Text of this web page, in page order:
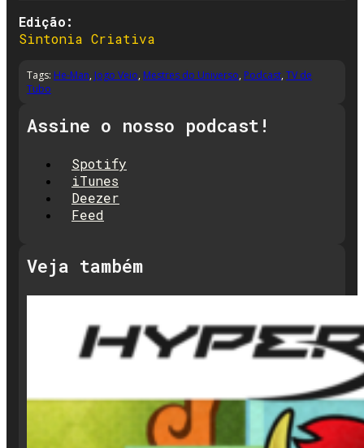
Edição:
Sintonia Criativa
Tags: He-Man, Jogo Veio, Mestres do Universo, Podcast, TV de
Tubo
Assine o nosso podcast!
Spotify
iTunes
Deezer
Feed
Veja também